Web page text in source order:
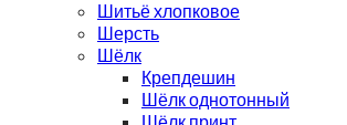
Шитьё хлопковое
Шерсть
Шёлк
Крепдешин
Шёлк однотонный